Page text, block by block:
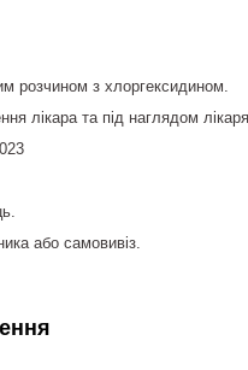
розчином з хлоргексидином.
лікара та під наглядом лікаря.
або самовивіз.